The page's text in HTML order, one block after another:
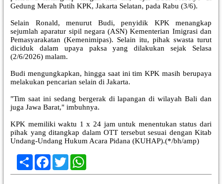
Gedung Merah Putih KPK, Jakarta Selatan, pada Rabu (3/6).
Selain Ronald, menurut Budi, penyidik KPK menangkap
sejumlah aparatur sipil negara (ASN) Kementerian Imigrasi dan
Pemasyarakatan (Kemenimipas). Selain itu, pihak swasta turut
diciduk dalam upaya paksa yang dilakukan sejak Selasa
(2/6/2026) malam.
Budi mengungkapkan, hingga saat ini tim KPK masih berupaya
melakukan pencarian selain di Jakarta.
"Tim saat ini sedang bergerak di lapangan di wilayah Bali dan
juga Jawa Barat," imbuhnya.
KPK memiliki waktu 1 x 24 jam untuk menentukan status dari
pihak yang ditangkap dalam OTT tersebut sesuai dengan Kitab
Undang-Undang Hukum Acara Pidana (KUHAP).(*/bh/amp)
ShareFacebook
TwitterWhatsApp